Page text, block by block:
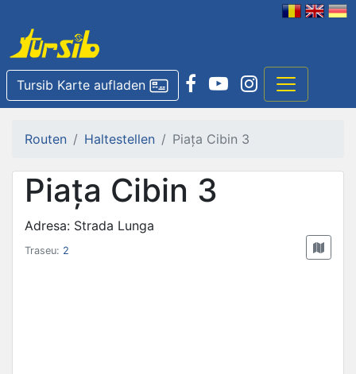
Tursib Karte aufladen
Routen Haltestellen Piața Cibin 3
Piața Cibin 3
Adresa: Strada Lunga
Traseu: 2